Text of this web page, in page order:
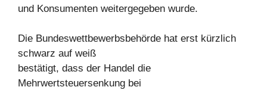
und Konsumenten weitergegeben wurde.
Die Bundeswettbewerbsbehörde hat erst kürzlich
schwarz auf weiß
bestätigt, dass der Handel die
Mehrwertsteuersenkung bei